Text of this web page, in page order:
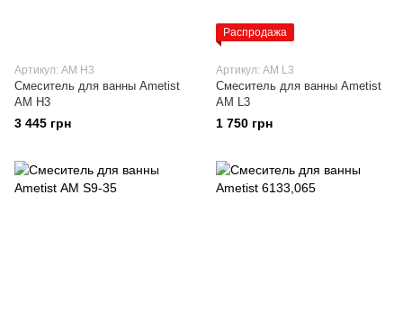
Артикул: AМ H3
Смеситель для ванны Ametist
АМ H3
3 445 грн
Распродажа
Артикул: АМ L3
Смеситель для ванны Ametist
АМ L3
1 750 грн